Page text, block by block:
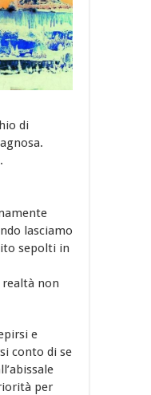
di
lasciamo
sepolti in
realtà non
e
conto di se
per